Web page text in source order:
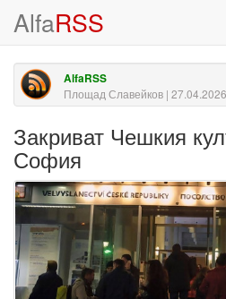
AlfaRSS
AlfaRSS
Площад Славейков |
Закриват Чешкия
София